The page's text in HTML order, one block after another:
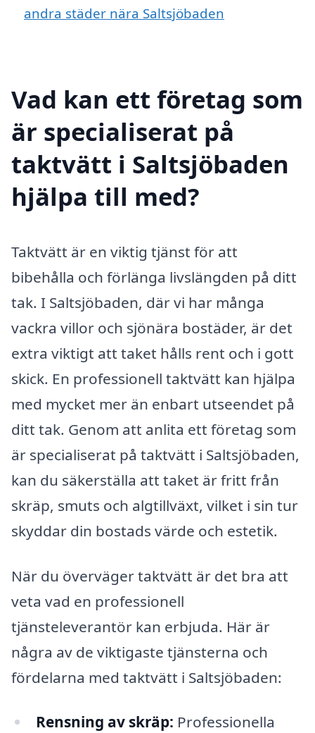
andra städer nära Saltsjöbaden
Vad kan ett företag som
är specialiserat på
taktvätt i Saltsjöbaden
hjälpa till med?
Taktvätt är en viktig tjänst för att
bibehålla och förlänga livslängden på ditt
tak. I Saltsjöbaden, där vi har många
vackra villor och sjönära bostäder, är det
extra viktigt att taket hålls rent och i gott
skick. En professionell taktvätt kan hjälpa
med mycket mer än enbart utseendet på
ditt tak. Genom att anlita ett företag som
är specialiserat på taktvätt i Saltsjöbaden,
kan du säkerställa att taket är fritt från
skräp, smuts och algtillväxt, vilket i sin tur
skyddar din bostads värde och estetik.
När du överväger taktvätt är det bra att
veta vad en professionell
tjänsteleverantör kan erbjuda. Här är
några av de viktigaste tjänsterna och
fördelarna med taktvätt i Saltsjöbaden:
Rensning av skräp: Professionella